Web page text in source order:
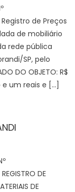
Registro de Preços
de mobiliário
rede pública
SP, pelo
DO OBJETO: R$
e um reais e […]
DE
DE